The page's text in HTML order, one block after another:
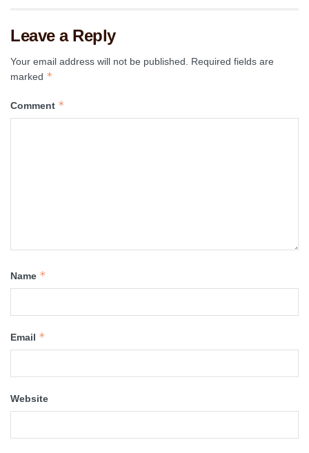
Leave a Reply
Your email address will not be published.
Required fields are
marked *
Comment *
Name *
Email *
Website